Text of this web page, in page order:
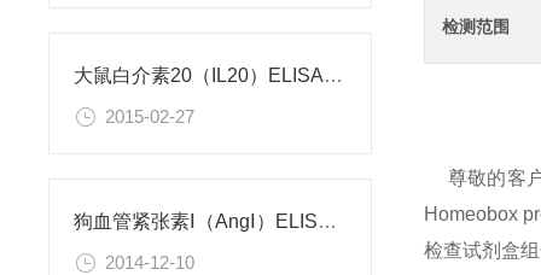
大鼠白介素20（IL20）ELISA试剂盒
2015-02-27
狗血管紧张素Ⅰ（AngⅠ）ELISA试剂盒
2014-12-10
检测范围
尊敬的客
Homeobox
检查试剂盒